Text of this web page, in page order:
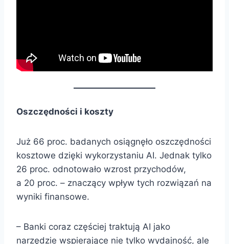
Oszczędności i koszty
Już 66 proc. badanych osiągnęło oszczędności
kosztowe dzięki wykorzystaniu AI. Jednak tylko
26 proc. odnotowało wzrost przychodów,
a 20 proc. – znaczący wpływ tych rozwiązań na
wyniki finansowe.
– Banki coraz częściej traktują AI jako
narzędzie wspierające nie tylko wydajność, ale